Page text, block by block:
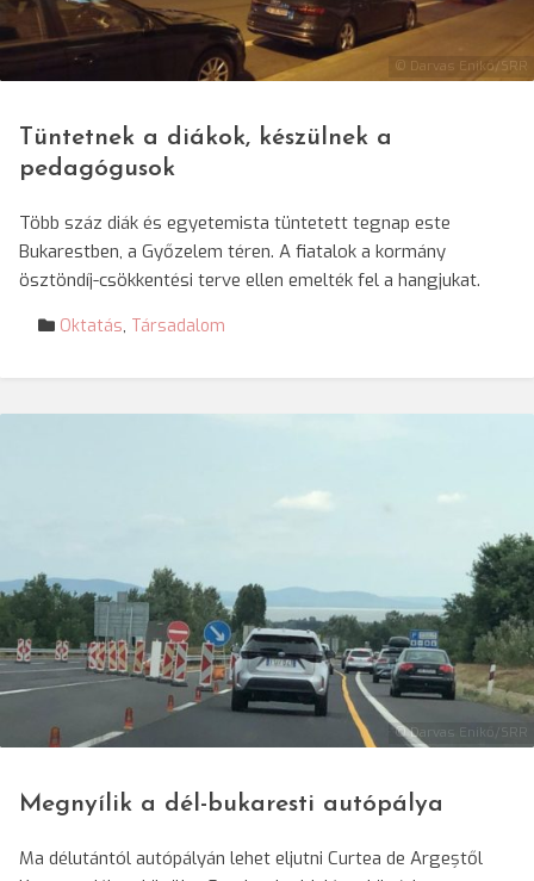
© Darvas Enikő/SRR
Tüntetnek a diákok, készülnek a
pedagógusok
Több száz diák és egyetemista tüntetett tegnap este
Bukarestben, a Győzelem téren. A fiatalok a kormány
ösztöndíj-csökkentési terve ellen emelték fel a hangjukat.
Oktatás, Társadalom
© Darvas Enikő/SRR
Megnyílik a dél-bukaresti autópálya
Ma délutántól autópályán lehet eljutni Curtea de Argeștől